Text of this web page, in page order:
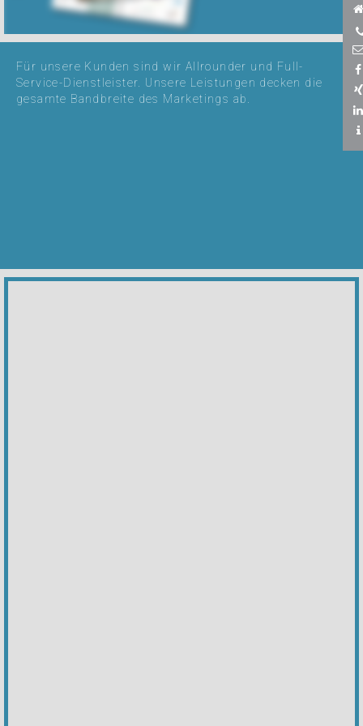
Für unsere Kunden sind wir Allrounder und Full-
Service-Dienstleister. Unsere Leistungen decken die
gesamte Bandbreite des Marketings ab.